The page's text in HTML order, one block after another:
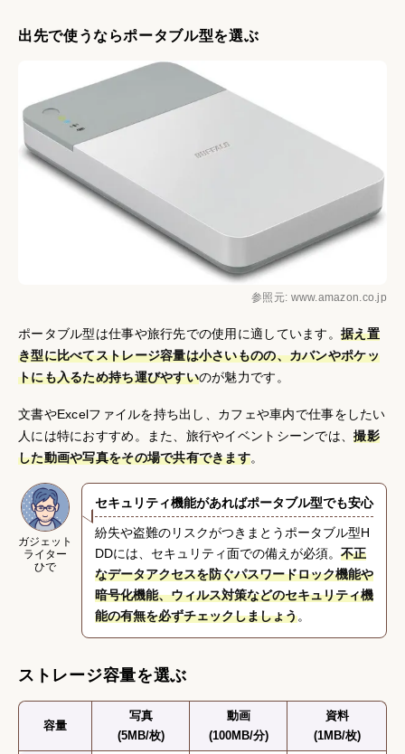
出先で使うならポータブル型を選ぶ
参照元: www.amazon.co.jp
ポータブル型は仕事や旅行先での使用に適しています。 据え置
き型に比べてストレージ容量は小さいものの、カバンやポケッ
トにも入るため持ち運びやすいのが魅力です。
文書やExcelファイルを持ち出し、カフェや車内で仕事をしたい
人には特におすすめ。また、旅行やイベントシーンでは、撮影
した動画や写真をその場で共有できます。
ガジェット
ライター
ひで
セキュリティ機能があればポータブル型でも安心
紛失や盗難のリスクがつきまとうポータブル型H
DDには、セキュリティ面での備えが必須。 不正
なデータアクセスを防ぐパスワードロック機能や
暗号化機能、ウィルス対策などのセキュリティ機
能の有無を必ずチェックしましょう。
ストレージ容量を選ぶ
容量
写真
(5MB/枚)
動画
(100MB/分)
資料
(1MB/枚)